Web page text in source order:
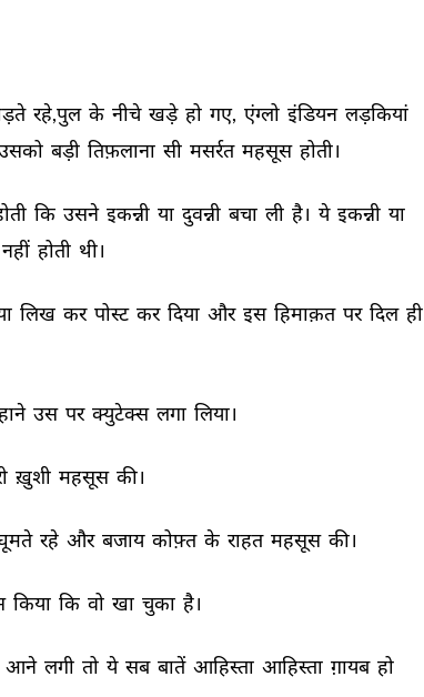
रहे,पुल के नीचे खड़े हो गए, एंग्लो इंडियन लड़कियां
बड़ी तिफ़लाना सी मसर्रत महसूस होती।
कि उसने इकन्नी या दुवन्नी बचा ली है। ये इकन्नी या
नहीं होती थी।
लिख कर पोस्ट कर दिया और इस हिमाक़त पर दिल ही
उस पर क्युटेक्स लगा लिया।
ख़ुशी महसूस की।
रहे और बजाय कोफ़्त के राहत महसूस की।
किया कि वो खा चुका है।
आने लगी तो ये सब बातें आहिस्ता आहिस्ता ग़ायब हो